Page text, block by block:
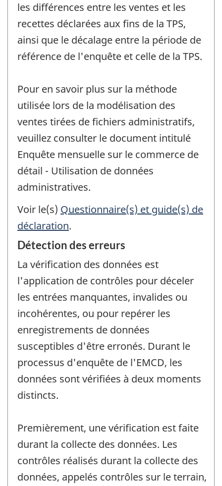
les différences entre les ventes et les
recettes déclarées aux fins de la TPS,
ainsi que le décalage entre la période de
référence de l'enquête et celle de la TPS.
Pour en savoir plus sur la méthode
utilisée lors de la modélisation des
ventes tirées de fichiers administratifs,
veuillez consulter le document intitulé
Enquête mensuelle sur le commerce de
détail - Utilisation de données
administratives.
Voir le(s) Questionnaire(s) et guide(s) de
déclaration.
Détection des erreurs
La vérification des données est
l'application de contrôles pour déceler
les entrées manquantes, invalides ou
incohérentes, ou pour repérer les
enregistrements de données
susceptibles d'être erronés. Durant le
processus d'enquête de l'EMCD, les
données sont vérifiées à deux moments
distincts.
Premièrement, une vérification est faite
durant la collecte des données. Les
contrôles réalisés durant la collecte des
données, appelés contrôles sur le terrain,